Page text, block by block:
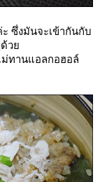
ซึ่งมันจะเข้ากันกับ
ด้ว
ม่ทานแอลกอฮอล์